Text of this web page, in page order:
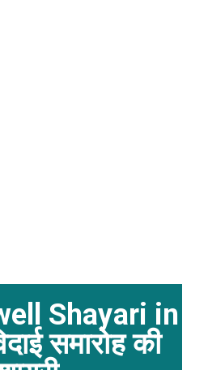
Shayari in
समारोह की